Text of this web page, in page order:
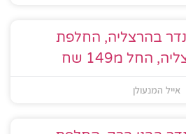
בהרצליה, החלפת
החל מ149 שח
אייל המנעולן